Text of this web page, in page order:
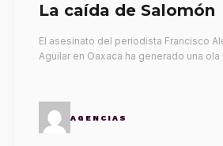
La caída de Salomón
El asesinato del periodista Francisco
Aguilar en Oaxaca ha generado una
AGENCIAS